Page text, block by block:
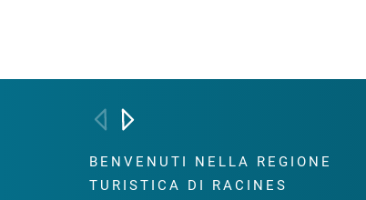
BENVENUTI NELLA REGIONE
TURISTICA DI RACINES